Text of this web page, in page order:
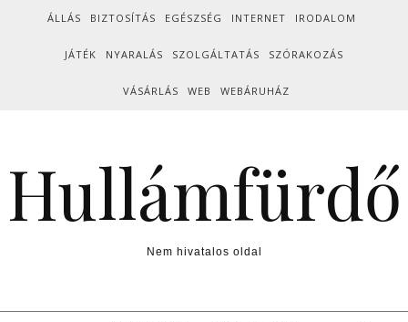
Skip to content
ÁLLÁS BIZTOSÍTÁS EGÉSZSÉG INTERNET IRODALOM
JÁTÉK NYARALÁS SZOLGÁLTATÁS SZÓRAKOZÁS
VÁSÁRLÁS WEB WEBÁRUHÁZ
Hullámfürdő
Nem hivatalos oldal